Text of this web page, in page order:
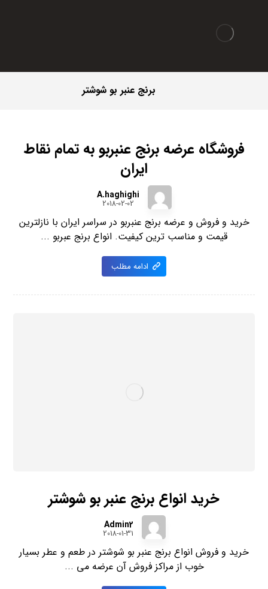
برنج عنبر بو شوشتر
فروشگاه عرضه برنج عنبربو به تمام نقاط
ایران
A.haghighi
2018-02-02
خرید و فروش و عرضه برنج عنبربو در سراسر ایران با نازلترین
قیمت و مناسب ترین کیفیت. انواع برنج عبربو ...
ادامه مطلب
خرید انواع برنج عنبر بو شوشتر
Admin2
2018-01-31
خرید و فروش انواع برنج عنبر بو شوشتر در طعم و عطر بسیار
خوب از مراکز فروش آن عرضه می ...